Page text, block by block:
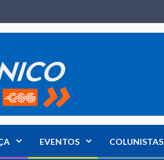
EVENTOS COLUNISTAS